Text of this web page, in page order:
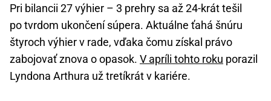
Pri bilancii 27 výhier – 3 prehry sa až 24-krát tešil
po tvrdom ukončení súpera. Aktuálne ťahá šnúru
štyroch výhier v rade, vďaka čomu získal právo
zabojovať znova o opasok. V apríli tohto roku porazil
Lyndona Arthura už tretíkrát v kariére.